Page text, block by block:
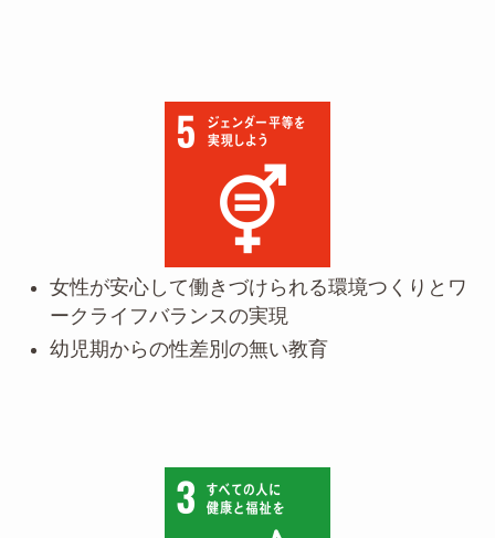
女性が安心して働きづけられる環境つくりとワ
ークライフバランスの実現
幼児期からの性差別の無い教育